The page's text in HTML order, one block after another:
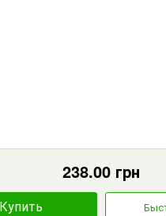
238.00 грн
Купить